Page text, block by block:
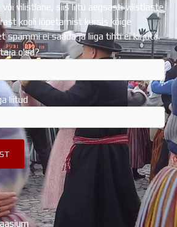
või vilistlane, siis liitu aegsasti vilistlaste
kooli lõpetamist kursis kõige
spämmi ei saada ja liiga tihti ei kirjuta.
oled?
liitud